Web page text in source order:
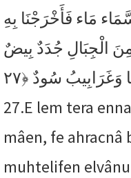
مَاء فَأَخْرَجْنَا بِهِ
الْجِبَالِ جُدَدٌ بِيضٌ
وَغَرَابِيبُ سُودٌ ﴿٢٧
27.E lem tera
mâen, fe ahracnâ
muhtelifen